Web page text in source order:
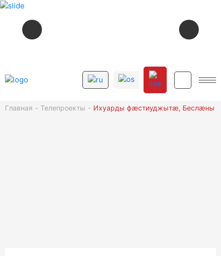
НА ДАЛЬНЕЙ ЗАСТАВЕ (19,20-АЯ
Главная Телепроекты Ихуарды фæстиуджытæ, Беслæны